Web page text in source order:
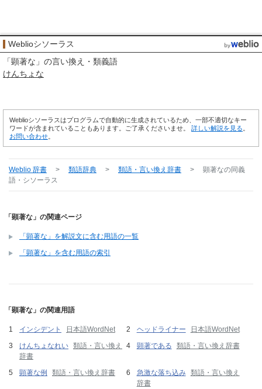
Weblioシソーラス
「顕著な 」の言い換え・類義語
けんちょな
Weblioシソーラスはプログラムで自動的に生成されているため、一部不適切なキー
ワードが含まれていることもあります。ご了承くださいませ。 詳しい解説を見る
お問い合わせ
Weblio 辞書 > 類語辞典 > 類語・言い換え辞書 > 顕著なの同義
語・シソーラス
「顕著な」の関連ページ
「顕著な」を解説文に含む用語の一覧
「顕著な」を含む用語の索引
「顕著な」の関連用語
インシデント 日本語WordNet ヘッドライナー
日本語WordNet
けんちょなれい 類語・言い換え
辞書
顕著である 類語・言い換え辞書
顕著な例 類語・言い換え辞書 急激な落ち込み 類語・言い換え
辞書